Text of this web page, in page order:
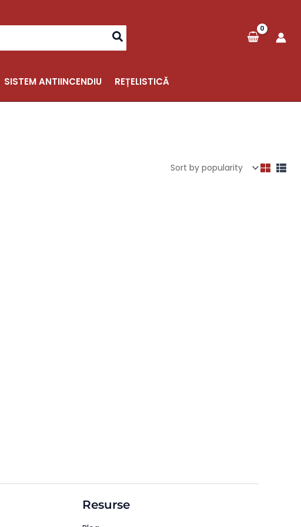
SISTEM ANTIINCENDIU
REȚELISTICĂ
Resurse